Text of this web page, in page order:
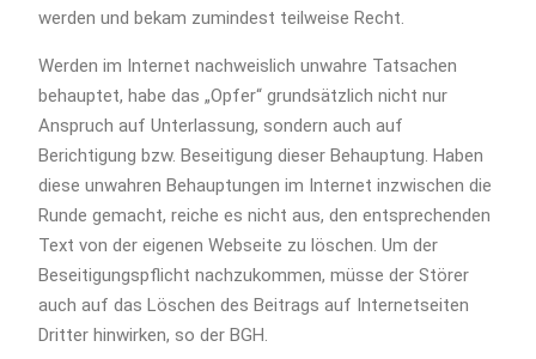
werden und bekam zumindest teilweise Recht.
Werden im Internet nachweislich unwahre Tatsachen
behauptet, habe das „Opfer“ grundsätzlich nicht nur
Anspruch auf Unterlassung, sondern auch auf
Berichtigung bzw. Beseitigung dieser Behauptung. Haben
diese unwahren Behauptungen im Internet inzwischen die
Runde gemacht, reiche es nicht aus, den entsprechenden
Text von der eigenen Webseite zu löschen. Um der
Beseitigungspflicht nachzukommen, müsse der Störer
auch auf das Löschen des Beitrags auf Internetseiten
Dritter hinwirken, so der BGH.